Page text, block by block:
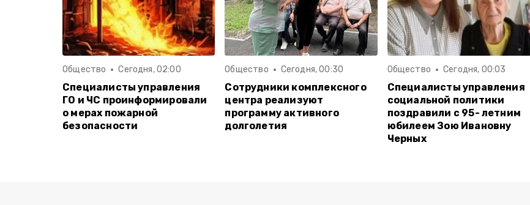
Общество Сегодня, 02:00
Специалисты управления
ГО и ЧС проинформировали
о мерах пожарной
безопасности
Общество Сегодня, 00:30
Сотрудники комплексного
центра реализуют
программу активного
долголетия
Общество Сегодня, 00:03
Специалисты управления
социальной политики
поздравили с 95- летним
юбилеем Зою Ивановну
Черных